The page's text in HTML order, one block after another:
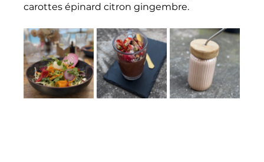
carottes épinard citron gingembre.